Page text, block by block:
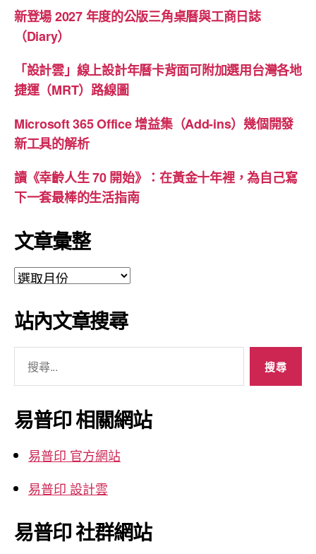
新登場 2027 年度的公版三角桌曆與工商日誌
（Diary）
「設計雲」線上設計年曆卡背面可附加選用台灣各地
捷運（MRT）路線圖
Microsoft 365 Office 增益集（Add-ins）幾個開發
新工具的解析
讀《幸齡人生 70 開始》：在黃金十年裡，為自己寫
下一套最棒的生活指南
文章彙整
文
彙
整
站內文章搜尋
關
鍵
字:
易普印 相關網站
易普印 官方網站
易普印 設計雲
易普印 社群網站